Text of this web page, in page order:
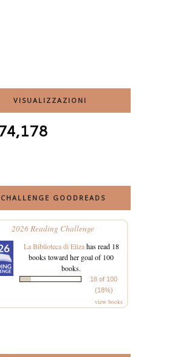
VISUALIZZAZIONI
CHALLENGE GOODREADS
2026 Reading Challenge
La Biblioteca di Elizahas read 18
books toward her goal of 100
books.
18 of 100
(18%)
view books